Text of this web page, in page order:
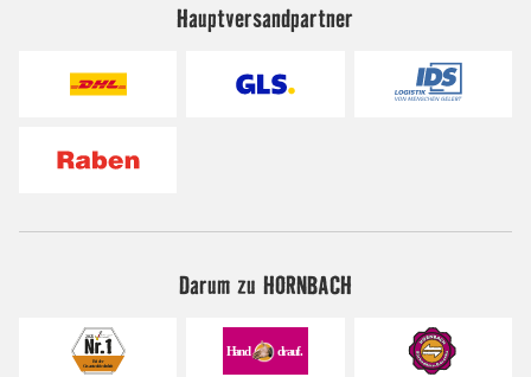
Hauptversandpartner
Darum zu HORNBACH